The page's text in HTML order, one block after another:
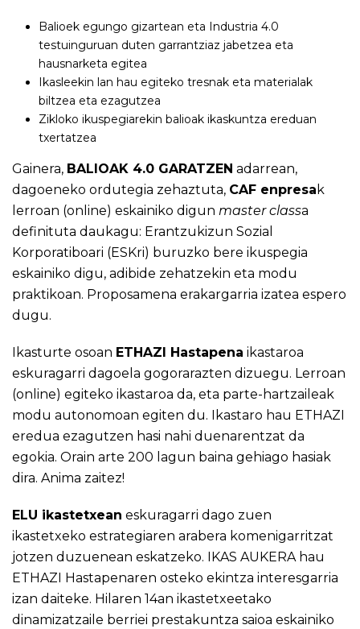
Balioek egungo gizartean eta Industria 4.0
testuinguruan duten garrantziaz jabetzea eta
hausnarketa egitea
Ikasleekin lan hau egiteko tresnak eta materialak
biltzea eta ezagutzea
Zikloko ikuspegiarekin balioak ikaskuntza ereduan
txertatzea ​​​​​​​
Gainera, BALIOAK 4.0 GARATZEN adarrean,
dagoeneko ordutegia zehaztuta, CAF enpresa k
lerroan (online) eskainiko digun master classa
definituta daukagu: Erantzukizun Sozial
Korporatiboari (ESKri) buruzko bere ikuspegia
eskainiko digu, adibide zehatzekin eta modu
praktikoan. Proposamena erakargarria izatea espero
dugu.
Ikasturte osoan ETHAZI Hastapena ikastaroa
eskuragarri dagoela gogorarazten dizuegu. Lerroan
(online) egiteko ikastaroa da, eta parte-hartzaileak
modu autonomoan egiten du. Ikastaro hau ETHAZI
eredua ezagutzen hasi nahi duenarentzat da
egokia. Orain arte 200 lagun baina gehiago hasiak
dira. Anima zaitez!
ELU ikastetxean eskuragarri dago zuen
ikastetxeko estrategiaren arabera komenigarritzat
jotzen duzuenean eskatzeko. IKAS AUKERA hau
ETHAZI Hastapenaren osteko ekintza interesgarria
izan daiteke. Hilaren 14an ikastetxeetako
dinamizatzaile berriei prestakuntza saioa eskainiko